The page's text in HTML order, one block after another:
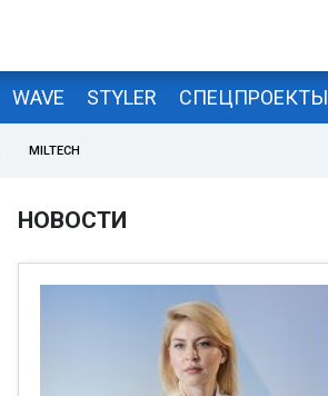
WAVE STYLER СПЕЦПРОЕКТЫ
MILTECH
НОВОСТИ